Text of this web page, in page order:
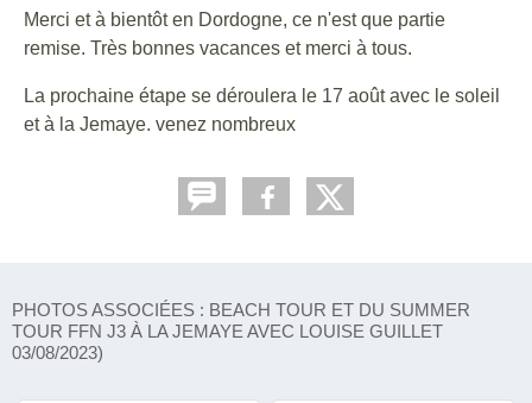
Merci et à bientôt en Dordogne, ce n'est que partie
remise. Très bonnes vacances et merci à tous.
La prochaine étape se déroulera le 17 août avec le soleil
et à la Jemaye. venez nombreux
PHOTOS ASSOCIÉES : BEACH TOUR ET DU SUMMER
TOUR FFN J3 À LA JEMAYE AVEC LOUISE GUILLET
03/08/2023)